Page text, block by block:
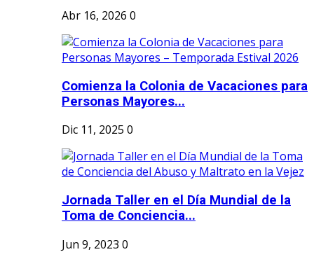
Abr 16, 2026 0
Comienza la Colonia de Vacaciones para
Personas Mayores...
Dic 11, 2025 0
Jornada Taller en el Día Mundial de la
Toma de Conciencia...
Jun 9, 2023 0